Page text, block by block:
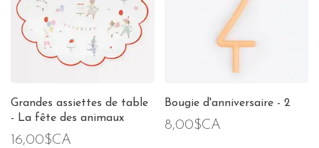
Grandes assiettes de table
- La fête des animaux
16,00$CA
Bougie d'anniversaire - 2
8,00$CA